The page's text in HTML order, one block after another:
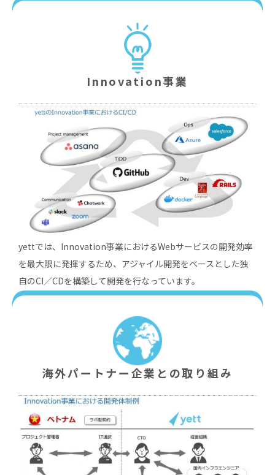
Innovation事業
yettでは、Innovation事業におけるWebサービスの開発効率
を最⼤限に発揮するため、アジャイル開発をベースとした独
⾃のCI／CDを構築して開発を⾏なっています。
海外パートナー企業との取り組み